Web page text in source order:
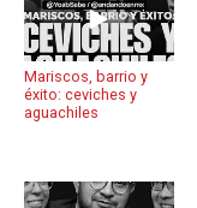
Mariscos, barrio y
éxito: ceviches y
aguachiles